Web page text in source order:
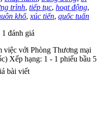
trình, tiếp tục, hoạt động,
khổ,xúc tiến, quốc tuấn
đánh giá
việc với Phòng Thương mại
Xếp hạng: 1 - 1 phiếu bầu 5
bài viết